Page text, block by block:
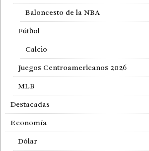
Baloncesto de la NBA
Fútbol
Calcio
Juegos Centroamericanos 2026
MLB
Destacadas
Economía
Dólar